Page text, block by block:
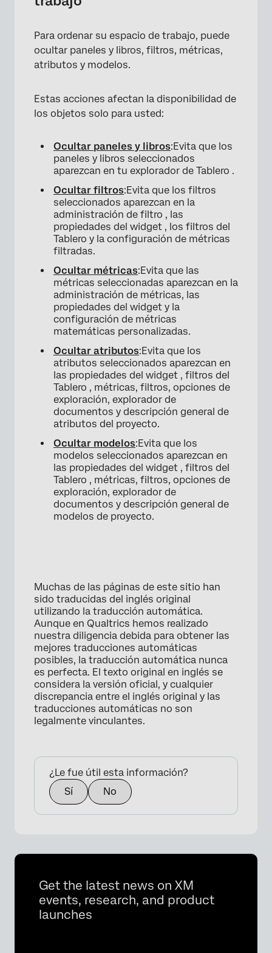
Para ordenar su espacio de trabajo, puede
ocultar paneles y libros, filtros, métricas,
atributos y modelos.
Estas acciones afectan la disponibilidad de
los objetos solo para usted:
Ocultar paneles y libros:Evita que los
paneles y libros seleccionados
aparezcan en tu explorador de Tablero .
Ocultar filtros:Evita que los filtros
seleccionados aparezcan en la
administración de filtro , las
propiedades del widget , los filtros del
Tablero y la configuración de métricas
filtradas.
Ocultar métricas:Evita que las
métricas seleccionadas aparezcan en la
administración de métricas, las
propiedades del widget y la
configuración de métricas
matemáticas personalizadas.
Ocultar atributos:Evita que los
atributos seleccionados aparezcan en
las propiedades del widget , filtros del
Tablero , métricas, filtros, opciones de
exploración, explorador de
documentos y descripción general de
atributos del proyecto.
Ocultar modelos:Evita que los
modelos seleccionados aparezcan en
las propiedades del widget , filtros del
Tablero , métricas, filtros, opciones de
exploración, explorador de
documentos y descripción general de
modelos de proyecto.
Muchas de las páginas de este sitio han
sido traducidas del inglés original
utilizando la traducción automática.
Aunque en Qualtrics hemos realizado
nuestra diligencia debida para obtener las
mejores traducciones automáticas
posibles, la traducción automática nunca
es perfecta. El texto original en inglés se
considera la versión oficial, y cualquier
discrepancia entre el inglés original y las
traducciones automáticas no son
legalmente vinculantes.
¿Le fue útil esta información?
Sí
No
Get the latest news on XM
events, research, and product
launches